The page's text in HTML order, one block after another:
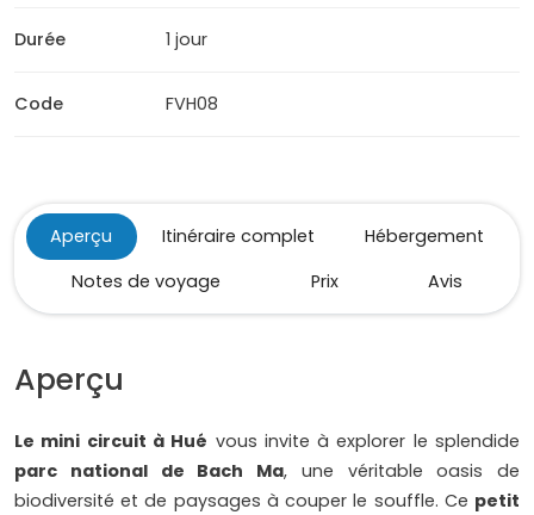
Durée 1 jour
Code FVH08
Aperçu Itinéraire complet
Hébergement
Notes de voyage
Prix Avis
Aperçu
Le mini circuit à Hué vous invite à explorer le splendide
parc national de Bach Ma, une véritable oasis de
biodiversité et de paysages à couper le souffle. Ce petit